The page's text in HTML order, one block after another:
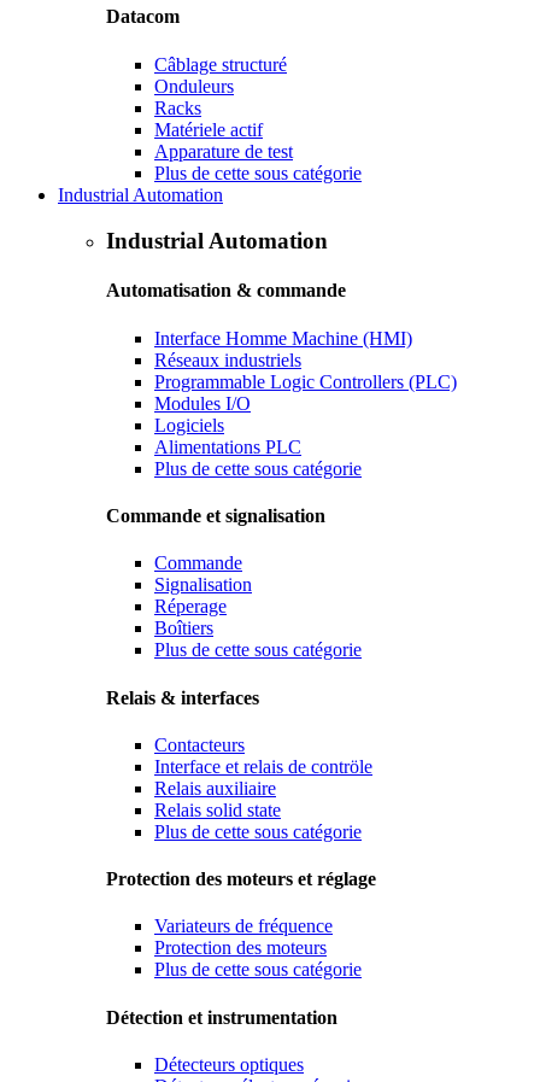
Datacom
Câblage structuré
Onduleurs
Racks
Matériele actif
Apparature de test
Plus de cette sous catégorie
Industrial Automation
Industrial Automation
Automatisation & commande
Interface Homme Machine (HMI)
Réseaux industriels
Programmable Logic Controllers (PLC)
Modules I/O
Logiciels
Alimentations PLC
Plus de cette sous catégorie
Commande et signalisation
Commande
Signalisation
Réperage
Boîtiers
Plus de cette sous catégorie
Relais & interfaces
Contacteurs
Interface et relais de contröle
Relais auxiliaire
Relais solid state
Plus de cette sous catégorie
Protection des moteurs et réglage
Variateurs de fréquence
Protection des moteurs
Plus de cette sous catégorie
Détection et instrumentation
Détecteurs optiques